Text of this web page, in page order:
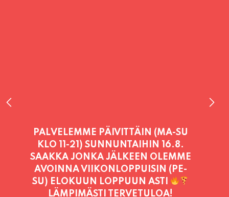
PALVELEMME TÄNÄÄN:
PERJANTAI11:00 - 21:00
PALVELEMME PÄIVITTÄIN (MA-SU
KLO 11-21) SUNNUNTAIHIN 16.8.
SAAKKA JONKA JÄLKEEN OLEMME